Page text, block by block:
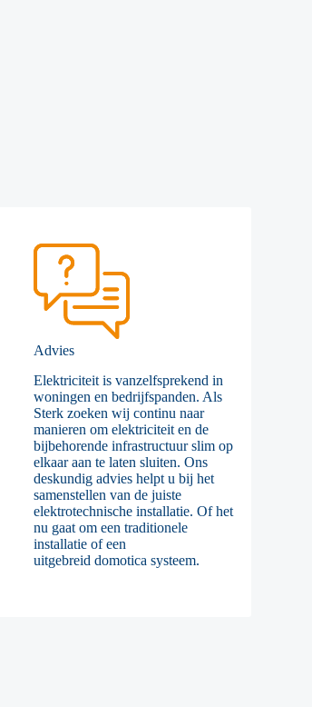
Advies
Elektriciteit is vanzelfsprekend in
woningen en bedrijfspanden. Als
Sterk zoeken wij continu naar
manieren om elektriciteit en de
bijbehorende infrastructuur slim op
elkaar aan te laten sluiten. Ons
deskundig advies helpt u bij het
samenstellen van de juiste
elektrotechnische installatie. Of het
nu gaat om een traditionele
installatie of een
uitgebreid domotica systeem.